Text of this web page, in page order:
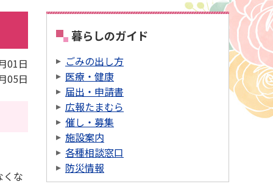
01日
05日
くな
暮らしのガイド
ごみの出し方
医療・健康
届出・申請書
広報たまむら
催し・募集
施設案内
各種相談窓口
防災情報